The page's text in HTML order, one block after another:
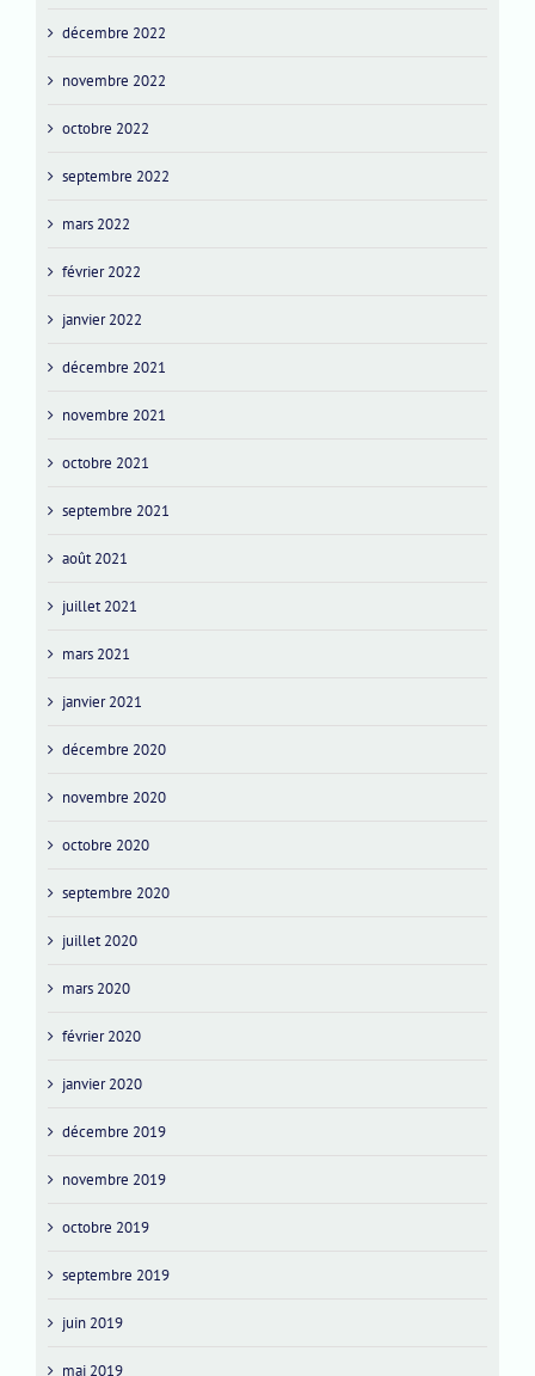
décembre 2022
novembre 2022
octobre 2022
septembre 2022
mars 2022
février 2022
janvier 2022
décembre 2021
novembre 2021
octobre 2021
septembre 2021
août 2021
juillet 2021
mars 2021
janvier 2021
décembre 2020
novembre 2020
octobre 2020
septembre 2020
juillet 2020
mars 2020
février 2020
janvier 2020
décembre 2019
novembre 2019
octobre 2019
septembre 2019
juin 2019
mai 2019